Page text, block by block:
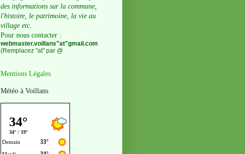
des informations sur la commune,
l'histoire, le patrimoine, la vie au
village etc.
Pour nous contacter :
webmaster.voillans"at"gmail.com
(Remplacez "at" par @
Mentions Légales
Météo à Voillans